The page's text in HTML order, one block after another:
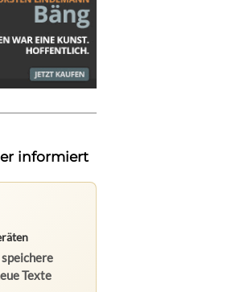
informiert
Texte